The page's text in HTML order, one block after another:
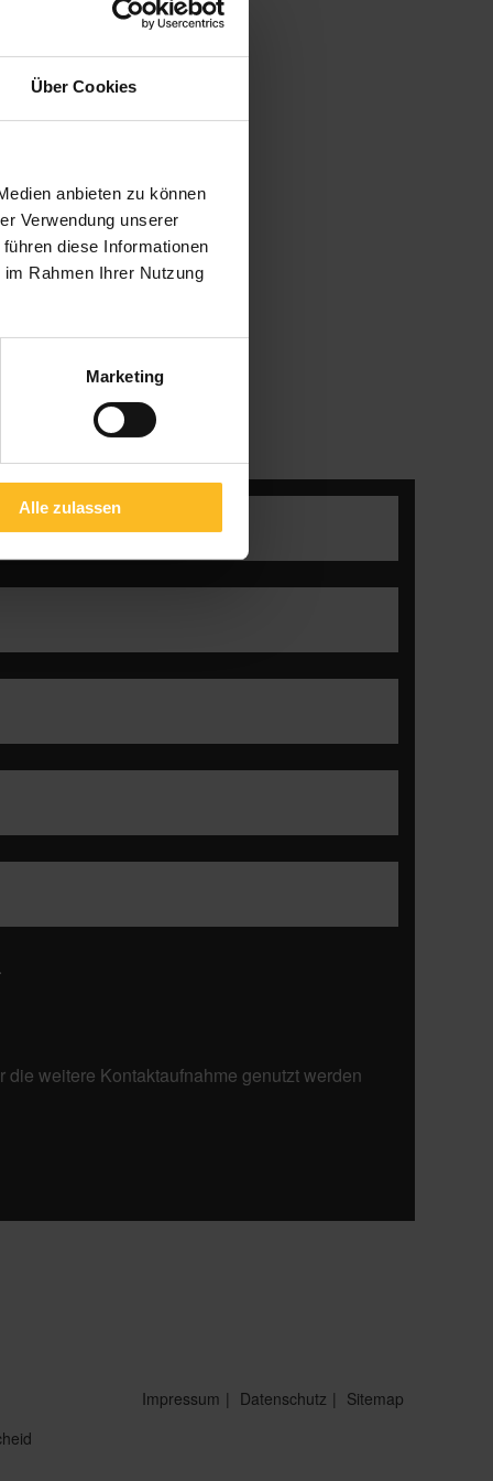
Über Cookies
anbieten zu können
Verwendung unserer
diese Informationen
Rahmen Ihrer Nutzung
Marketing
Alle zulassen
weitere Kontaktaufnahme genutzt werden
Impressum Datenschutz
Sitemap